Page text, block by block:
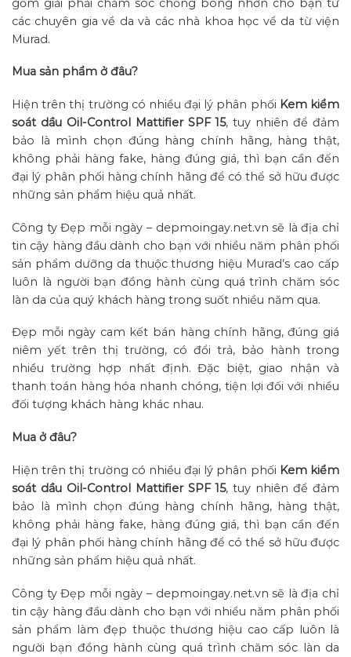
các chuyên gia về da và các nhà khoa học về da từ viện
Murad.
Mua sản phẩm ở đâu?
Hiện trên thị trường có nhiều đại lý phân phối Kem kiểm
soát dầu Oil-Control Mattifier SPF 15, tuy nhiên để đảm
bảo là mình chọn đúng hàng chính hãng, hàng thật,
không phải hàng fake, hàng đúng giá, thì bạn cần đến
đại lý phân phối hàng chính hãng để có thể sở hữu được
những sản phẩm hiệu quả nhất.
Công ty Đẹp mỗi ngày – depmoingay.net.vn sẽ là địa chỉ
tin cậy hàng đầu dành cho bạn với nhiều năm phân phối
sản phẩm dưỡng da thuộc thương hiệu Murad’s cao cấp
luôn là người bạn đồng hành cùng quá trình chăm sóc
làn da của quý khách hàng trong suốt nhiều năm qua.
Đẹp mỗi ngày cam kết bán hàng chính hãng, đúng giá
niêm yết trên thị trường, có đổi trả, bảo hành trong
nhiều trường hợp nhất định. Đặc biệt, giao nhận và
thanh toán hàng hóa nhanh chóng, tiện lợi đối với nhiều
đối tượng khách hàng khác nhau.
Mua ở đâu?
Hiện trên thị trường có nhiều đại lý phân phối Kem kiểm
soát dầu Oil-Control Mattifier SPF 15, tuy nhiên để đảm
bảo là mình chọn đúng hàng chính hãng, hàng thật,
không phải hàng fake, hàng đúng giá, thì bạn cần đến
đại lý phân phối hàng chính hãng để có thể sở hữu được
những sản phẩm hiệu quả nhất.
Công ty Đẹp mỗi ngày – depmoingay.net.vn sẽ là địa chỉ
tin cậy hàng đầu dành cho bạn với nhiều năm phân phối
sản phẩm làm đẹp thuộc thương hiệu cao cấp luôn là
người bạn đồng hành cùng quá trình chăm sóc làn da